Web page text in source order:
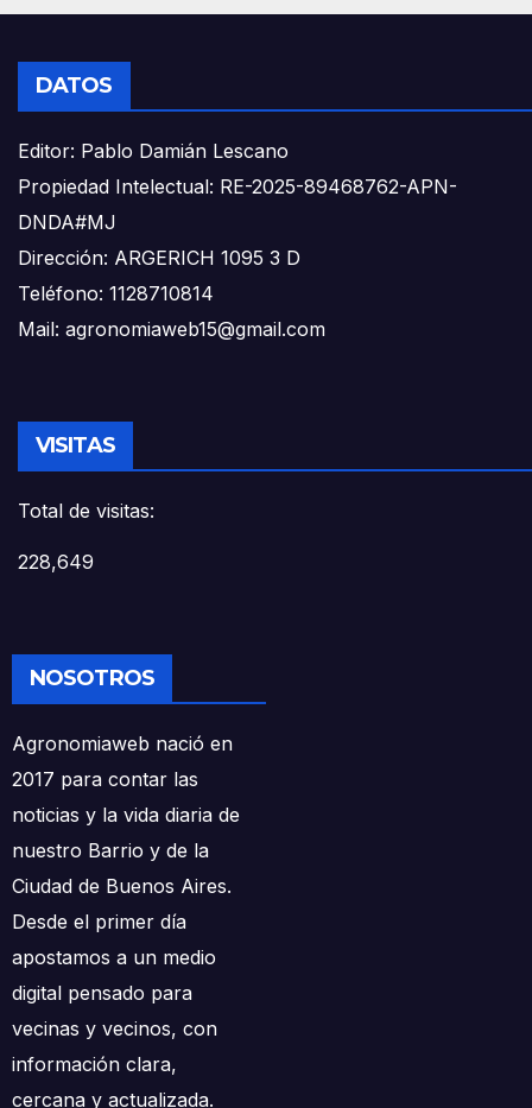
DATOS
Editor: Pablo Damián Lescano
Propiedad Intelectual: RE-2025-89468762-APN-
DNDA#MJ
Dirección: ARGERICH 1095 3 D
Teléfono: 1128710814
Mail: agronomiaweb15@gmail.com
VISITAS
Total de visitas:
228,649
NOSOTROS
Agronomiaweb nació en
2017 para contar las
noticias y la vida diaria de
nuestro Barrio y de la
Ciudad de Buenos Aires.
Desde el primer día
apostamos a un medio
digital pensado para
vecinas y vecinos, con
información clara,
cercana y actualizada.